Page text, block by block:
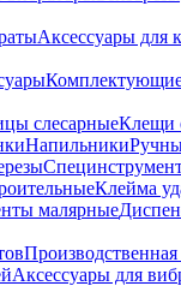
Аксессуары для
Комплектующие
слесарныеКлещи
Напильники
Клейма
малярные
Аксессуары для